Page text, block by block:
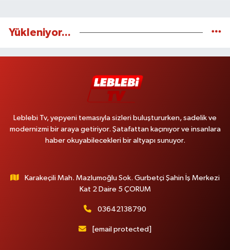
Yükleniyor...
Leblebi Tv, yepyeni temasıyla sizleri buluştururken, sadelik ve
modernizmi bir araya getiriyor. Şatafattan kaçınıyor ve insanlara
haber okuyabilecekleri bir altyapı sunuyor.
Karakeçili Mah. Mazlumoğlu Sok. Gurbetçi Şahin İş Merkezi
Kat 2 Daire 5 ÇORUM
03642138790
[email protected]